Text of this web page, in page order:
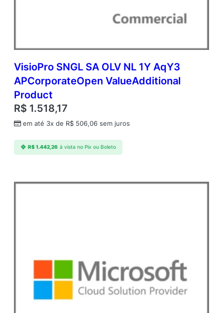
VisioPro SNGL SA OLV NL 1Y AqY3
APCorporateOpen ValueAdditional
Product
R$ 1.518,17
em até 3x de R$ 506,06 sem juros
R$1.442,26 à vista no Pix ou Boleto